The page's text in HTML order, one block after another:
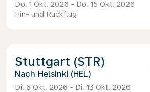
Do. 1 Okt. 2026 - Do. 15 Okt. 2026
Hin- und Rückflug
Stuttgart (STR)
Helsinki (HEL)
Di. 6 Okt. 2026 - Di. 13 Okt. 2026